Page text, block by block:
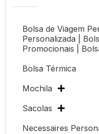
Bolsa de Viagem
Personalizada |
Promocionais |
Bolsa Térmica
Mochila
Sacolas
Necessaires